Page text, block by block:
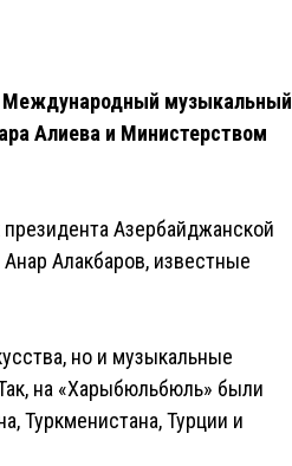
Международный музыкальный
Алиева и Министерством
Азербайджанской
Алакбаров, известные
но и музыкальные
на «Харыбюльбюль» были
Туркменистана, Турции и